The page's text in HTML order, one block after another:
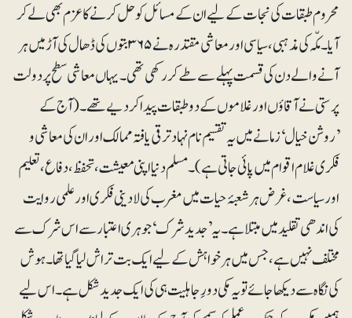
محروم طبقات کی نجات کے لیے ان کے مسائل کو حل کرنے کا عزم بھی لے کر
آیا۔ مکّہ کی مذہبی، سیاسی اور معاشی مقتدرہ نے ۳۶۵بتوں کی ڈھال کی آڑ میں ہر
آنے والے دن کی قسمت پہلے سے طے کررکھی تھی۔ یہاں معاشی سطح پر دولت
پرستی نے آقاؤں اور غلاموں کے دو طبقات پیدا کر دیے تھے۔ (آج کے
’روشن خیال‘ زمانے میں یہ تقسیم نام نہاد ترقی یافتہ ممالک اور ان کی معاشی و
فکری غلام اقوام میں پائی جاتی ہے)۔ مسلم دنیا اپنی معیشت، تحفظ، دفاع،تعلیم
اور سیاست، غرض ہرشعبۂ حیات میں مغرب کی لادینی فکری اور علمی روایت
کی اندھی تقلید میں مبتلا ہے۔ یہ ’جدید شرک‘ جوہری اعتبار سے اس شرک سے
مختلف نہیں ہے،جس میں ہر خواہش کے لیے ایک بت تراش لیا گیا تھا۔ ہوش
کی نگاہ سے دیکھا جائے تو یہ مکی دورِجاہلیت ہی کی ایک جدید شکل ہے ۔ اس لیے